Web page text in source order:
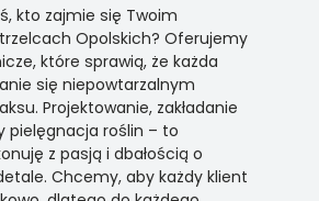
kto zajmie się Twoim
Opolskich? Oferujemy
które sprawią, że każda
się niepowtarzalnym
Projektowanie, zakładanie
pielęgnacja roślin – to
z pasją i dbałością o
Chcemy, aby każdy klient